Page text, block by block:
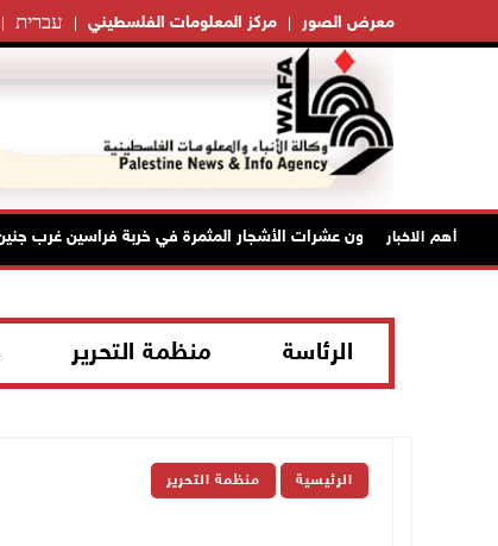
עברית مركز المعلومات الفلسطيني معرض الصور
أهم الاخبار
يقطعون عشرات الأشجار المثمرة في خربة فراسين غرب جنين
الرئاسة منظمة التحرير
الرئيسية منظمة التحرير